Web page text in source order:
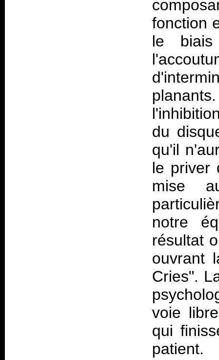
fonction
le
du
qu'il
le priver
mise
notre
résultat
ouvrant
Cries".
voie
qui
patient.